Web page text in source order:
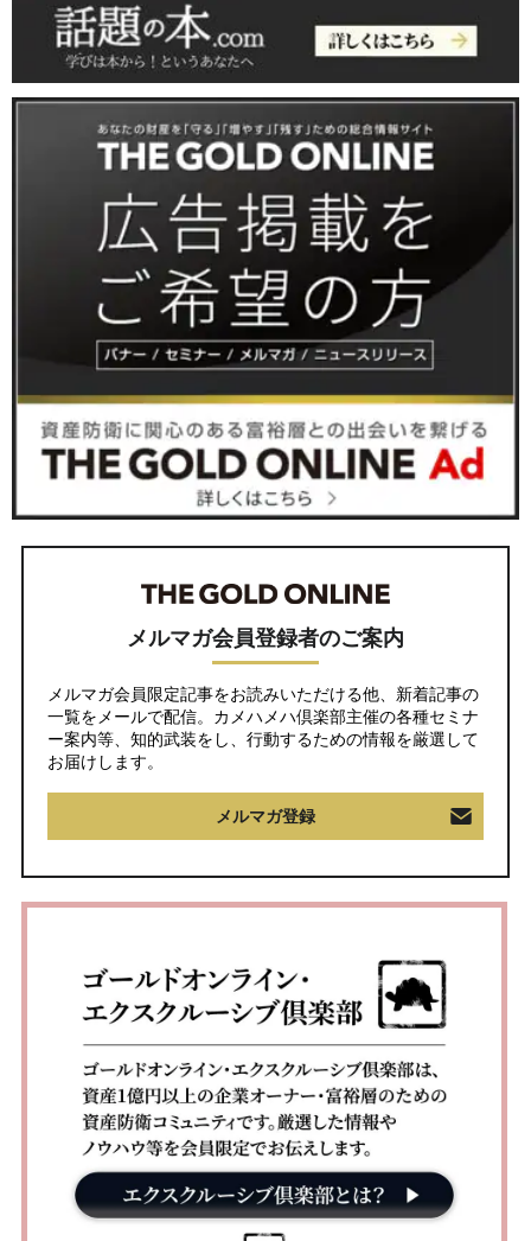
メルマガ会員登録者のご案内
メルマガ会員限定記事をお読みいただける他、新着記事の
一覧をメールで配信。カメハメハ倶楽部主催の各種セミナ
ー案内等、知的武装をし、行動するための情報を厳選して
お届けします。
メルマガ登録